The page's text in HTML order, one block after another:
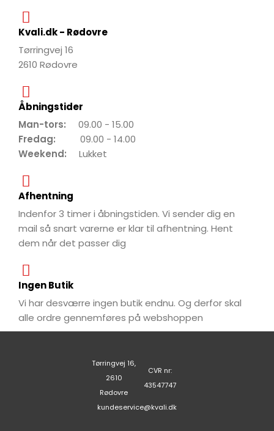
Kvali.dk - Rødovre
Tørringvej 16
2610 Rødovre
Åbningstider
Man-tors: 09.00 - 15.00
Fredag: 09.00 - 14.00
Weekend: Lukket
Afhentning
Indenfor 3 timer i åbningstiden. Vi sender dig en
mail så snart varerne er klar til afhentning. Hent
dem når det passer dig
Ingen Butik
Vi har desværre ingen butik endnu. Og derfor skal
alle ordre gennemføres på webshoppen
Tørringvej 16,
2610
Rødovre
CVR nr:
43547747
kundeservice@kvali.dk